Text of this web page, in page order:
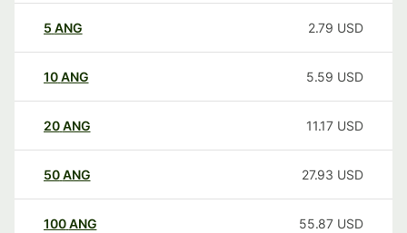
5 ANG 2.79 USD
10ANG 5.59 USD
20ANG 11.17 USD
50ANG 27.93 USD
100ANG 55.87 USD